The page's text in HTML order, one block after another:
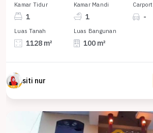
Kamar Tidur
1
Kamar Mandi
1
Carport
-
Luas Tanah
1128 m²
Luas Bangunan
100 m²
siti nur